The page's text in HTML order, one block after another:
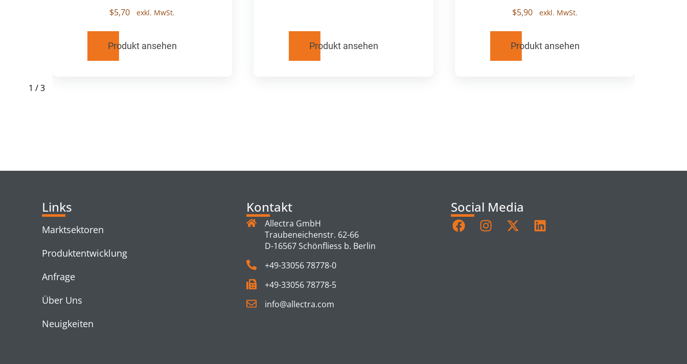
$5,70
Produkt ansehen Produkt ansehen
$5,90
Produkt ansehen
1 /3
Links
Marktsektoren
Produktentwicklung
Anfrage
Über Uns
Neuigkeiten
Kontakt
Allectra GmbH
Traubeneichenstr. 62-66
D-16567 Schönfliess b. Berlin
+49-33056 78778-0
+49-33056 78778-5
info@allectra.com
Social Media